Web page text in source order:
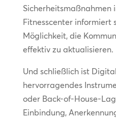
Sicherheitsmaßnahmen
Fitnesscenter informiert
Möglichkeit, die
effektiv zu aktualisieren.
Und schließlich ist
hervorragendes
oder Back-of-House-
Einbindung,